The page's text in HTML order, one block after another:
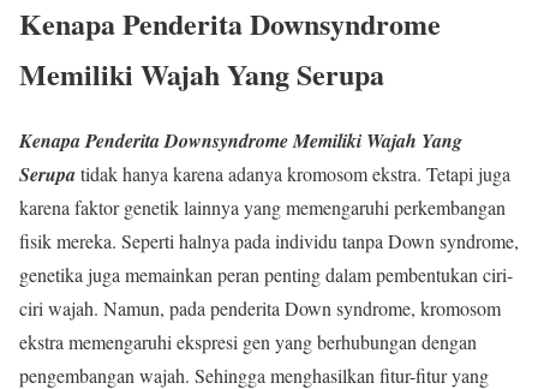
Kenapa Penderita Downsyndrome
Memiliki Wajah Yang Serupa
Kenapa Penderita Downsyndrome Memiliki Wajah Yang
Serupatidak hanya karena adanya kromosom ekstra. Tetapi juga
karena faktor genetik lainnya yang memengaruhi perkembangan
fisik mereka. Seperti halnya pada individu tanpa Down syndrome,
genetika juga memainkan peran penting dalam pembentukan ciri-
ciri wajah. Namun, pada penderita Down syndrome, kromosom
ekstra memengaruhi ekspresi gen yang berhubungan dengan
pengembangan wajah. Sehingga menghasilkan fitur-fitur yang